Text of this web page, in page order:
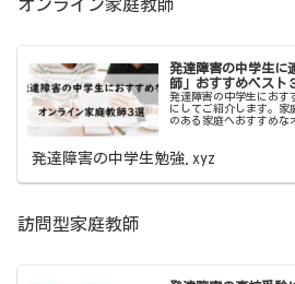
オンライン家庭教師
発達障害の中学生に
師」おすすめベスト
発達障害の中学生におす
にしてご紹介します。家
のある家庭へおすすめな
発達障害の中学生勉強.xyz
訪問型家庭教師